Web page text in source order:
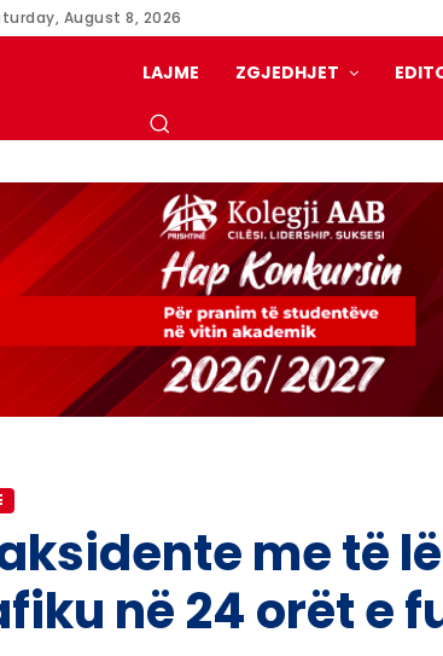
August 8, 2026
LAJME ZGJEDHJET
aksidente me të
në 24 orët e